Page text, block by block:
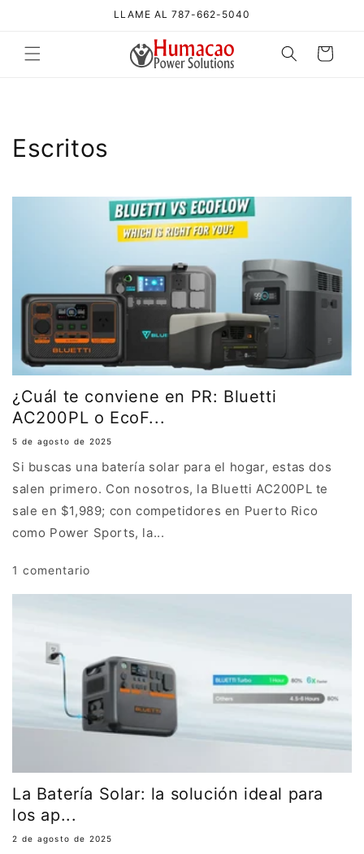
LLAME AL 787-662-5040
Carrito
Escritos
¿Cuál te conviene en PR: Bluetti
AC200PL o EcoF...
5 de agosto de 2025
Si buscas una batería solar para el hogar, estas dos
salen primero. Con nosotros, la Bluetti AC200PL te
sale en $1,989; con competidores en Puerto Rico
como Power Sports, la...
1 comentario
La Batería Solar: la solución ideal para
los ap...
2 de agosto de 2025